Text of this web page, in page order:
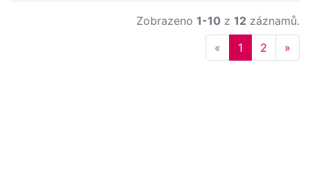
Zobrazeno 1-10 z 12 záznamů.
« Previous
1 2 »